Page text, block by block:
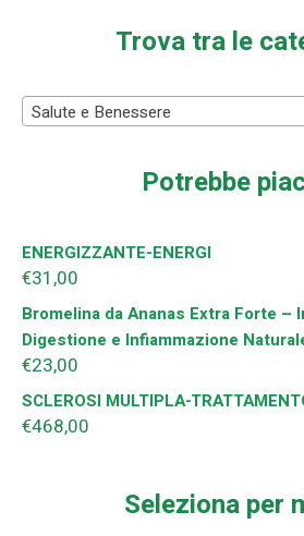
Trova tra le
Salute e Benessere
Potrebbe
ENERGIZZANTE-ENERGI
€31,00
Bromelina da Ananas Extra Forte –
Digestione e Infiammazione
€23,00
SCLEROSI MULTIPLA-
€468,00
Seleziona per